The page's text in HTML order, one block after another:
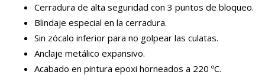
Cerradura de alta seguridad con 3 puntos de bloqueo.
Blindaje especial en la cerradura.
Sin zócalo inferior para no golpear las culatas.
Anclaje metálico expansivo.
Acabado en pintura epoxi horneados a 220 ºC.